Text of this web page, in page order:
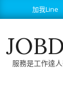
to
加我Line
服務是工作達